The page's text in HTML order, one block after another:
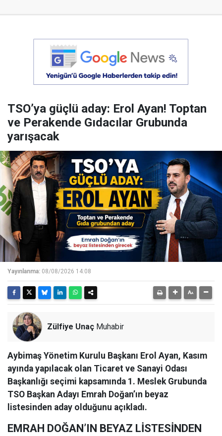
TSO’ya güçlü aday: Erol Ayan! Toptan
ve Perakende Gıdacılar Grubunda
yarışacak
Yayınlanma: 08/08/2026 14:08
Zülfiye Unaç Muhabir
Aybimaş Yönetim Kurulu Başkanı Erol Ayan, Kasım
ayında yapılacak olan Ticaret ve Sanayi Odası
Başkanlığı seçimi kapsamında 1. Meslek Grubunda
TSO Başkan Adayı Emrah Doğan’ın beyaz
listesinden aday olduğunu açıkladı.
EMRAH DOĞAN’IN BEYAZ LİSTESİNDEN